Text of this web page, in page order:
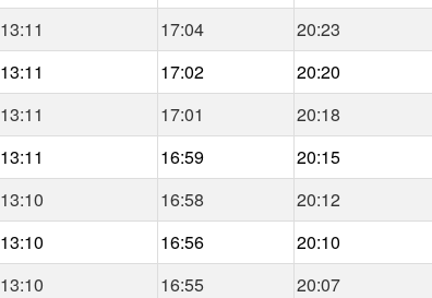
13:11 17:04 20:23
13:11 17:02 20:20
13:11 17:01 20:18
13:11 16:59 20:15
13:10 16:58 20:12
13:10 16:56 20:10
13:10 16:55 20:07